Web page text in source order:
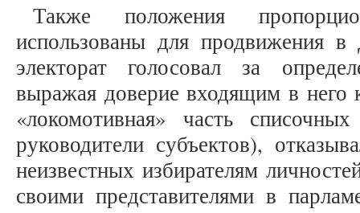
Также положения
использованы для продвижения
электорат голосовал за
выражая доверие входящим в него
«локомотивная» часть
руководители субъектов),
неизвестных избирателям
своими представителями в